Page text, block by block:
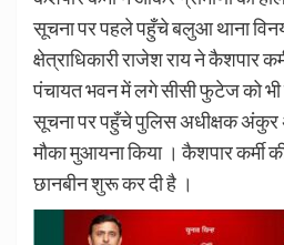
सूचना पर पहले पहुँचे बलुआ थाना
क्षेत्राधिकारी राजेश राय ने कैशपार
पंचायत भवन में लगे सीसी फुटेज को
सूचना पर पहुँचे पुलिस अधीक्षक
मौका मुआयना किया । कैशपार कर्मी
छानबीन शुरू कर दी है ।